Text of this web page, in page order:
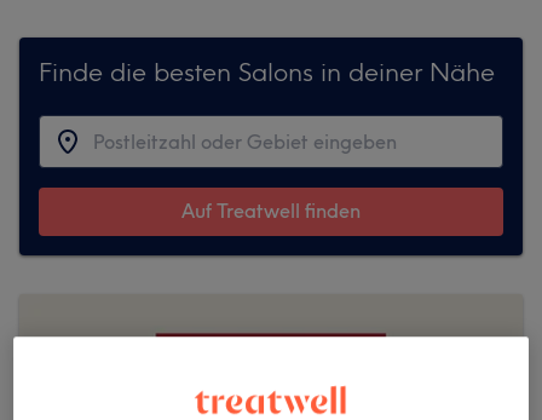
Finde die besten Salons in deiner Nähe
Auf Treatwell finden